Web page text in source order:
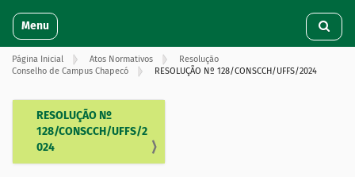
v
Toggle navigation
Página Inicial Atos Normativos
Resolução
Conselho de Campus Chapecó
RESOLUÇÃO Nº 128/CONSCCH/UFFS/2024
RESOLUÇÃO Nº
128/CONSCCH/UFFS/2
024